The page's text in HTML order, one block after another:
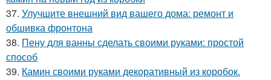
37. Улучшите внешний вид вашего дома: ремонт и
обшивка фронтона
38. Пену для ванны сделать своими руками: простой
способ
39. Камин своими руками декоративный из коробок.